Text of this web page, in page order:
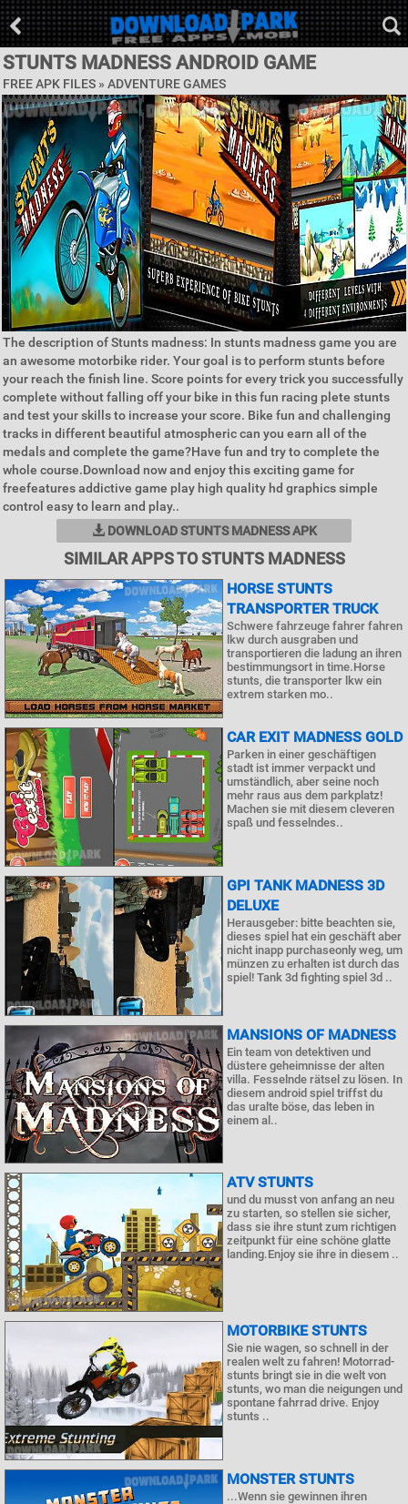
STUNTS MADNESS ANDROID GAME
FREE APK FILES » ADVENTURE GAMES
The description of Stunts madness: In stunts madness game you are
an awesome motorbike rider. Your goal is to perform stunts before
your reach the finish line. Score points for every trick you successfully
complete without falling off your bike in this fun racing plete stunts
and test your skills to increase your score. Bike fun and challenging
tracks in different beautiful atmospheric can you earn all of the
medals and complete the game?Have fun and try to complete the
whole course.Download now and enjoy this exciting game for
freefeatures addictive game play high quality hd graphics simple
control easy to learn and play..
DOWNLOAD STUNTS MADNESS APK
SIMILAR APPS TO STUNTS MADNESS
HORSE STUNTS
TRANSPORTER TRUCK
Schwere fahrzeuge fahrer fahren
lkw durch ausgraben und
transportieren die ladung an ihren
bestimmungsort in time.Horse
stunts, die transporter lkw ein
extrem starken mo..
CAR EXIT MADNESS GOLD
Parken in einer geschäftigen
stadt ist immer verpackt und
umständlich, aber seine noch
mehr raus aus dem parkplatz!
Machen sie mit diesem cleveren
spaß und fesselndes..
GPI TANK MADNESS 3D
DELUXE
Herausgeber: bitte beachten sie,
dieses spiel hat ein geschäft aber
nicht inapp purchaseonly weg, um
münzen zu erhalten ist durch das
spiel! Tank 3d fighting spiel 3d ..
MANSIONS OF MADNESS
Ein team von detektiven und
düstere geheimnisse der alten
villa. Fesselnde rätsel zu lösen. In
diesem android spiel triffst du
das uralte böse, das leben in
einem al..
ATV STUNTS
und du musst von anfang an neu
zu starten, so stellen sie sicher,
dass sie ihre stunt zum richtigen
zeitpunkt für eine schöne glatte
landing.Enjoy sie ihre in diesem ..
MOTORBIKE STUNTS
Sie nie wagen, so schnell in der
realen welt zu fahren! Motorrad-
stunts bringt sie in die welt von
stunts, wo man die neigungen und
spontane fahrrad drive. Enjoy
stunts ..
MONSTER STUNTS
...Wenn sie gewinnen ihren